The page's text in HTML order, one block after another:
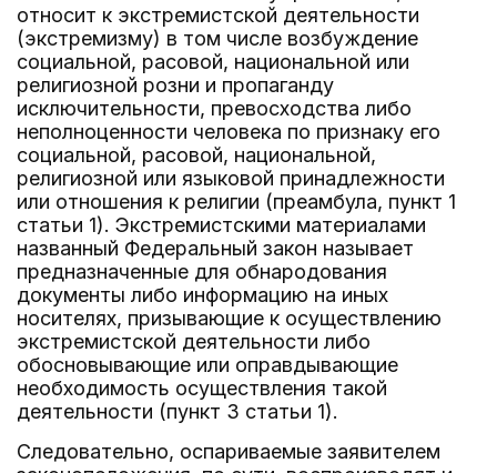
относит к экстремистской деятельности
(экстремизму) в том числе возбуждение
социальной, расовой, национальной или
религиозной розни и пропаганду
исключительности, превосходства либо
неполноценности человека по признаку его
социальной, расовой, национальной,
религиозной или языковой принадлежности
или отношения к религии (преамбула, пункт 1
статьи 1). Экстремистскими материалами
названный Федеральный закон называет
предназначенные для обнародования
документы либо информацию на иных
носителях, призывающие к осуществлению
экстремистской деятельности либо
обосновывающие или оправдывающие
необходимость осуществления такой
деятельности (пункт 3 статьи 1).
Следовательно, оспариваемые заявителем